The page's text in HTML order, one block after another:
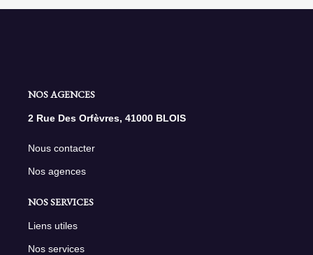
NOS AGENCES
2 Rue Des Orfèvres, 41000 BLOIS
Nous contacter
Nos agences
NOS SERVICES
Liens utiles
Nos services